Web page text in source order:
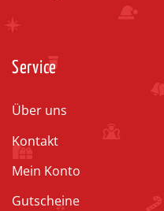
Service
Über uns
Kontakt
Mein Konto
Gutscheine